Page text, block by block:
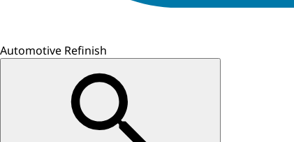
Automotive Refinish